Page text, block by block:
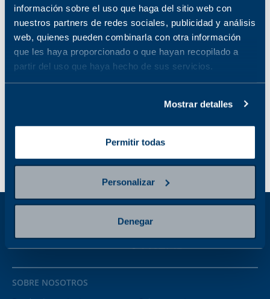
información sobre el uso que haga del sitio web con
nuestros partners de redes sociales, publicidad y análisis
web, quienes pueden combinarla con otra información
que les haya proporcionado o que hayan recopilado a
partir del uso que haya hecho de sus servicios.
Mostrar detalles
Permitir todas
Personalizar
Denegar
CARDIOVASCULA
R MUJER 46+
No disponible en la
sucursal seleccionada
Ver sucursales donde
SOBRE NOSOTROS